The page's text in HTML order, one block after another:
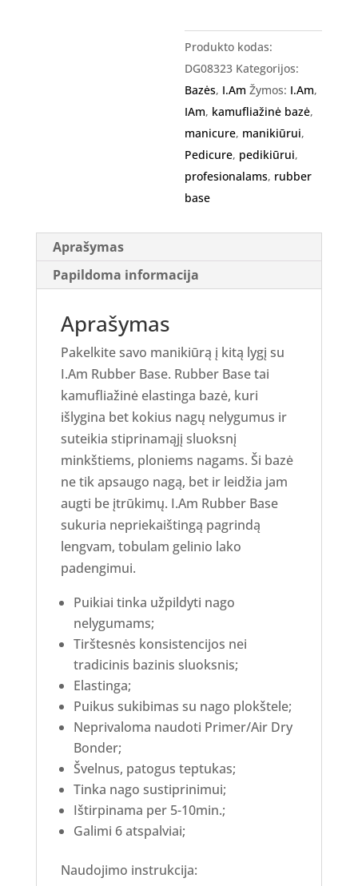
CANDY,
Produkto kodas:
DG08323 Kategorijos:
Bazės, I.Am Žymos: I.Am,
IAm, kamufliažinė bazė,
manicure, manikiūrui,
Pedicure, pedikiūrui,
profesionalams, rubber
base
Aprašymas
Papildoma informacija
Aprašymas
Pakelkite savo manikiūrą į kitą lygį su
I.Am Rubber Base. Rubber Base tai
kamufliažinė elastinga bazė, kuri
išlygina bet kokius nagų nelygumus ir
suteikia stiprinamąjį sluoksnį
minkštiems, ploniems nagams. Ši bazė
ne tik apsaugo nagą, bet ir leidžia jam
augti be įtrūkimų. I.Am Rubber Base
sukuria nepriekaištingą pagrindą
lengvam, tobulam gelinio lako
padengimui.
Puikiai tinka užpildyti nago
nelygumams;
Tirštesnės konsistencijos nei
tradicinis bazinis sluoksnis;
Elastinga;
Puikus sukibimas su nago plokštele;
Neprivaloma naudoti Primer/Air Dry
Bonder;
Švelnus, patogus teptukas;
Tinka nago sustiprinimui;
Ištirpinama per 5-10min.;
Galimi 6 atspalviai;
Naudojimo instrukcija: